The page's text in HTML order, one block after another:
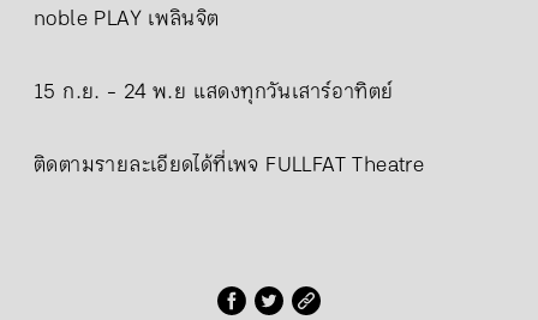
noble PLAY เพลินจิต
15 ก.ย. - 24 พ.ย แสดงทุกวันเสาร์อาทิตย์
ติดตามรายละเอียดได้ที่เพจ FULLFAT Theatre